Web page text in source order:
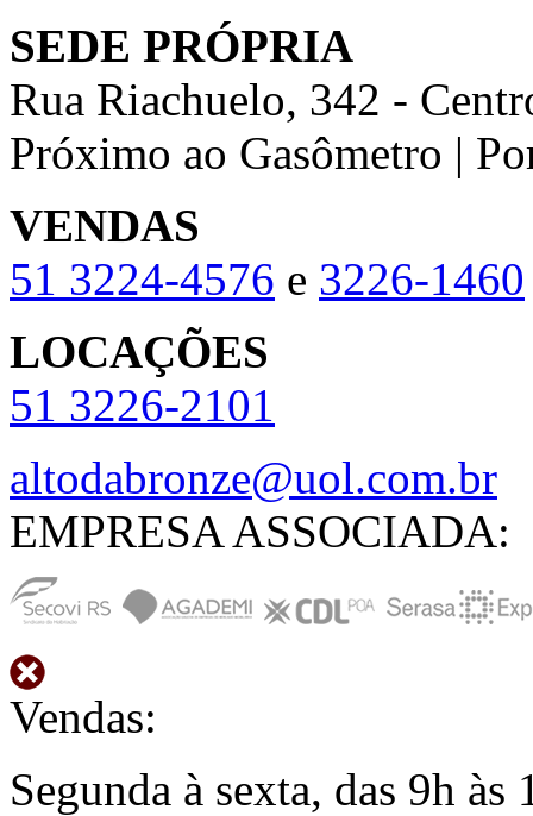
SEDE PRÓPRIA
Rua Riachuelo, 342 -
Próximo ao Gasômetro |
VENDAS
51 3224-4576 e 3226-1460
LOCAÇÕES
51 3226-2101
altodabronze@uol.com.br
EMPRESA ASSOCIADA:
Vendas:
Segunda à sexta, das 9h